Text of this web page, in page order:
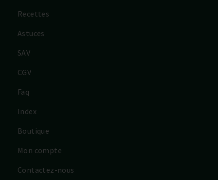
Recettes
Astuces
SAV
CGV
Faq
Index
Boutique
Mon compte
Contactez-nous